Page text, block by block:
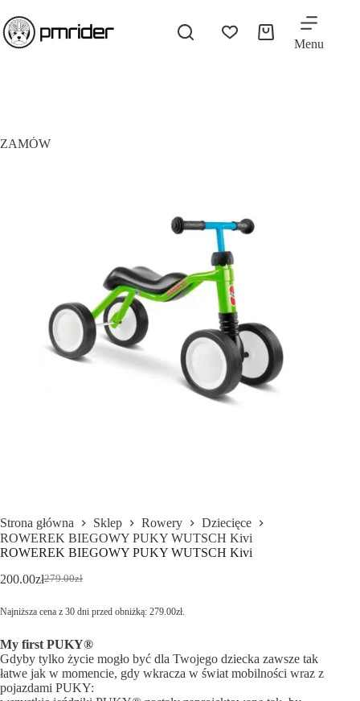
Menu
ZAMÓW
Strona główna Sklep Rowery
Dziecięce
ROWEREK BIEGOWY PUKY WUTSCH Kivi
ROWEREK BIEGOWY PUKY WUTSCH Kivi
279.00zł
200.00zł
Najniższa cena z 30 dni przed obniżką: 279.00zł.
My first PUKY®
Gdyby tylko życie mogło być dla Twojego dziecka zawsze tak
łatwe jak w momencie, gdy wkracza w świat mobilności wraz z
pojazdami PUKY: